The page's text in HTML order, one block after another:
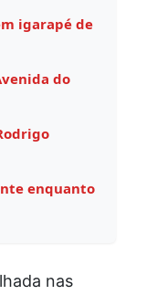
igarapé de
do
enquanto
nas